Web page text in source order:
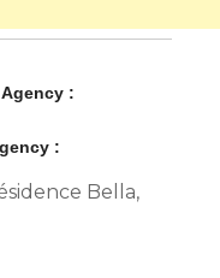
:
:
Bella,